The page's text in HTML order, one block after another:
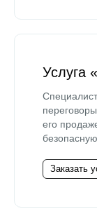
Услуга
его
Заказать